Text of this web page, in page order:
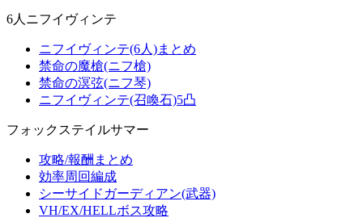
6人ニフイヴィンテ
ニフイヴィンテ(6人)まとめ
禁命の魔槍(ニフ槍)
禁命の溟弦(ニフ琴)
ニフイヴィンテ(召喚石)5凸
フォックステイルサマー
攻略/報酬まとめ
効率周回編成
シーサイドガーディアン(武器)
VH/EX/HELLボス攻略